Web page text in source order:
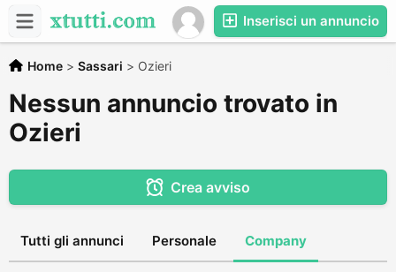
Inserisci un annuncio
Home > Sassari > Ozieri
Nessun annuncio trovato in
Ozieri
Crea avviso
Tutti gli annunci Personale Company